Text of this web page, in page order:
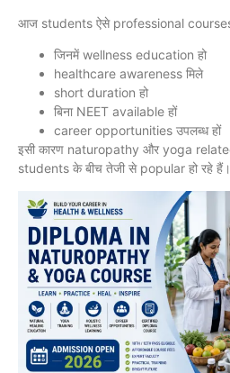
आज students ऐसे professional
जिनमें wellness education हो
healthcare awareness मिले
short duration हो
बिना NEET available हों
career opportunities उपलब्ध हों
इसी कारण naturopathy और yoga
students के बीच तेजी से popular हो रहे हैं।